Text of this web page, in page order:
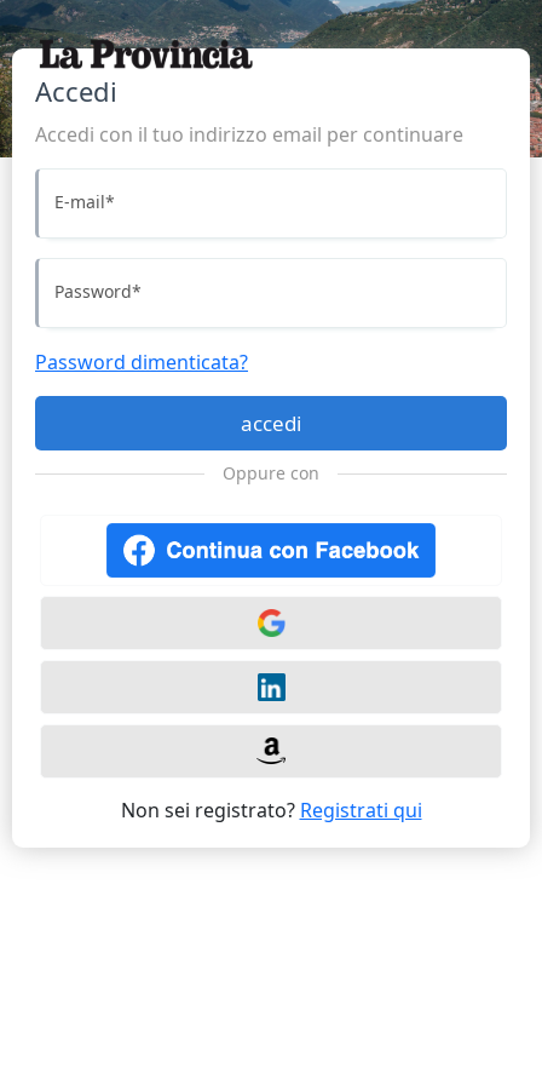
Accedi
Accedi con il tuo indirizzo email per continuare
E-mail*
Password*
Password dimenticata?
accedi
Oppure con
Non sei registrato? Registrati qui